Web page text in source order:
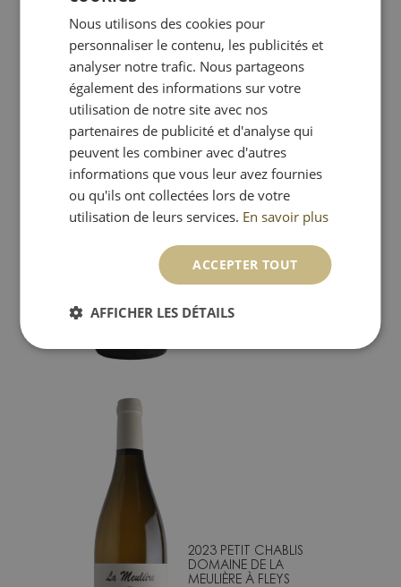
18,95
2023 GIVRY ROUGE
VIGNERONS DE BUXY
En réassort
2023 PETIT CHABLIS
DOMAINE DE LA
MEULIÈRE À FLEYS
Nous utilisons des cookies pour
personnaliser le contenu, les publicités et
analyser notre trafic. Nous partageons
également des informations sur votre
utilisation de notre site avec nos
partenaires de publicité et d'analyse qui
peuvent les combiner avec d'autres
informations que vous leur avez fournies
ou qu'ils ont collectées lors de votre
utilisation de leurs services. En savoir plus
ACCEPTER TOUT
AFFICHER LES DÉTAILS